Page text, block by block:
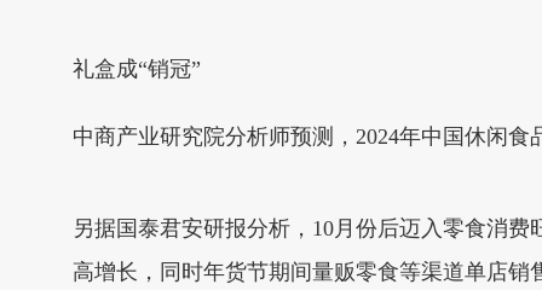
礼盒成“销冠”
中商产业研究院分析师预测，2024年中国休闲食
另据国泰君安研报分析，10月份后迈入零食消
高增长，同时年货节期间量贩零食等渠道单店